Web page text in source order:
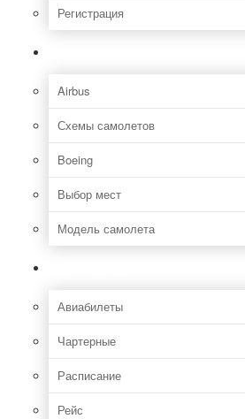
Регистрация
Airbus
Схемы самолетов
Boeing
Выбор мест
Модель самолета
Авиабилеты
Чартерные
Расписание
Рейс